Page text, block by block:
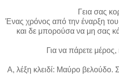
Γεια σας
Ένας χρόνος από την έναρξη
και δε μπορούσα να μη σας
Για να πάρετε μέρος,
Α, λέξη κλειδί: Μαύρο βελούδο.